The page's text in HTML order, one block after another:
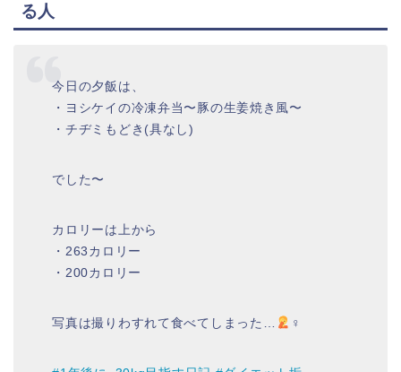
る人
今日の夕飯は、
・ヨシケイの冷凍弁当〜豚の生姜焼き風〜
・チヂミもどき(具なし)
でした〜
カロリーは上から
・263カロリー
・200カロリー
写真は撮りわすれて食べてしまった… ‍♀